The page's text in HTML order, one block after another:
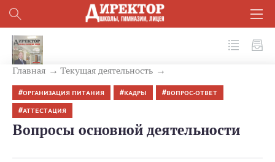
Главная Текущая деятельность
ОРГАНИЗАЦИЯ ПИТАНИЯ КАДРЫ ВОПРОС-ОТВЕТ
АТТЕСТАЦИЯ
Вопросы основной деятельности